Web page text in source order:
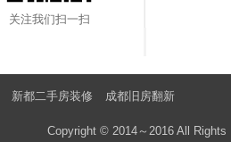
关注我们扫一扫
新都二手房装修 成都旧房翻新
Copyright © 2014～2016 All